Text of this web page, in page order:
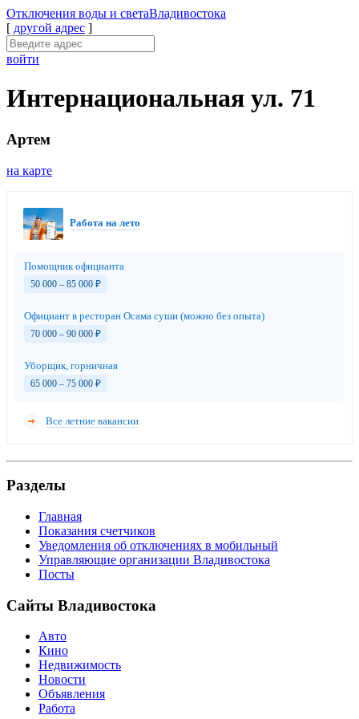
Отключения воды и светаВладивостока
[ другой адрес ]
войти
Интернациональная ул. 71
Артем
на карте
Работа на лето
Помощник официанта
50 000 – 85 000 ₽
Официант в ресторан Осама суши (можно без опыта)
70 000 – 90 000 ₽
Уборщик, горничная
65 000 – 75 000 ₽
Все летние вакансии
Разделы
Главная
Показания счетчиков
Уведомления об отключениях в мобильный
Управляющие организации Владивостока
Посты
Сайты Владивостока
Авто
Кино
Недвижимость
Новости
Объявления
Работа